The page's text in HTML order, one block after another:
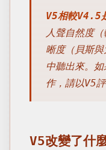
V5相較V4.5
人聲自然度（
晰度（貝斯
中聽出來。
作，請以V5
V5改變了什